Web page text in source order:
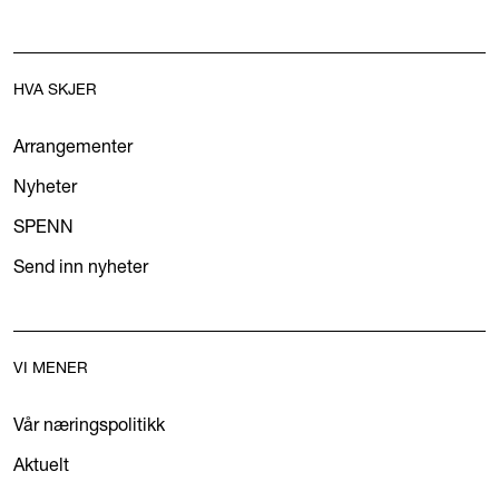
HVA SKJER
Arrangementer
Nyheter
SPENN
Send inn nyheter
VI MENER
Vår næringspolitikk
Aktuelt